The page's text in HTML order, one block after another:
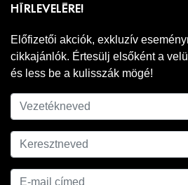
HÍRLEVELÉRE!
Előfizetői akciók, exkluzív
cikkajánlók. Értesülj elsőként a
és less be a kulisszák mögé!